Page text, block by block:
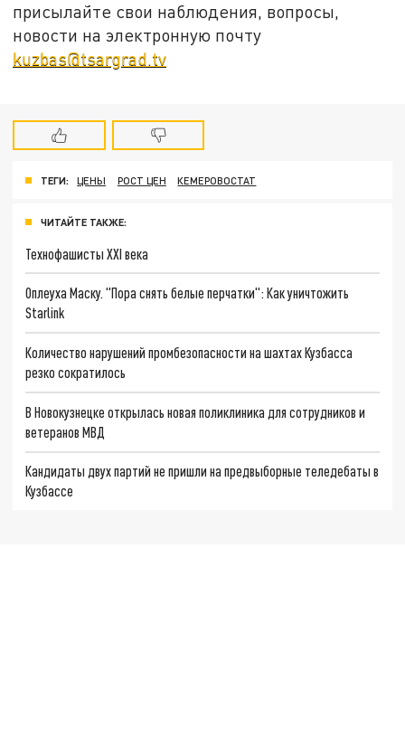
присылайте свои наблюдения, вопросы,
новости на электронную почту
kuzbas@tsargrad.tv
ТЕГИ: ЦЕНЫ РОСТ ЦЕН КЕМЕРОВОСТАТ
ЧИТАЙТЕ ТАКЖЕ:
Технофашисты XXI века
Оплеуха Маску. "Пора снять белые перчатки": Как уничтожить
Starlink
Количество нарушений промбезопасности на шахтах Кузбасса
резко сократилось
В Новокузнецке открылась новая поликлиника для сотрудников и
ветеранов МВД
Кандидаты двух партий не пришли на предвыборные теледебаты в
Кузбассе